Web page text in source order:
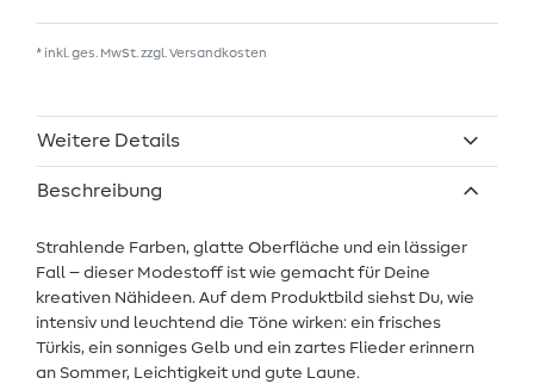
* inkl. ges. MwSt. zzgl. Versandkosten
Weitere Details
Beschreibung
Strahlende Farben, glatte Oberfläche und ein lässiger
Fall – dieser Modestoff ist wie gemacht für Deine
kreativen Nähideen. Auf dem Produktbild siehst Du, wie
intensiv und leuchtend die Töne wirken: ein frisches
Türkis, ein sonniges Gelb und ein zartes Flieder erinnern
an Sommer, Leichtigkeit und gute Laune.